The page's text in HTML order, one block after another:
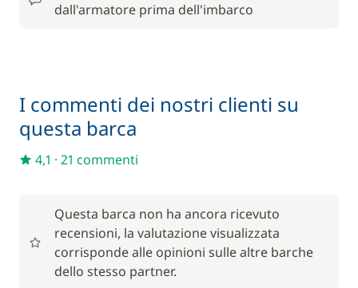
dall'armatore prima dell'imbarco
I commenti dei nostri clienti su
questa barca
4,1 · 21 commenti
Questa barca non ha ancora ricevuto
recensioni, la valutazione visualizzata
corrisponde alle opinioni sulle altre barche
dello stesso partner.